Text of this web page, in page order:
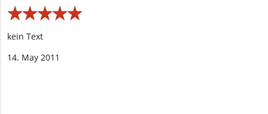
★★★★★
★★★★★
kein Text
14. May 2011